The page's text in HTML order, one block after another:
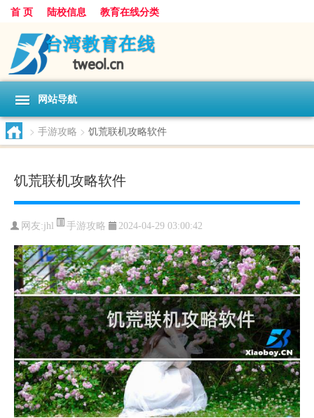
首 页 陆校信息 教育在线分类
网站导航
> 手游攻略 > 饥荒联机攻略软件
饥荒联机攻略软件
网友:jhl 手游攻略 2024-04-29 03:00:42